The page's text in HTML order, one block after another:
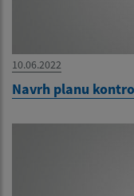
10.06.2022
Navrh planu